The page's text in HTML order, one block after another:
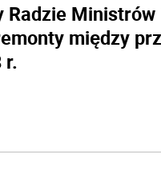
między
r.